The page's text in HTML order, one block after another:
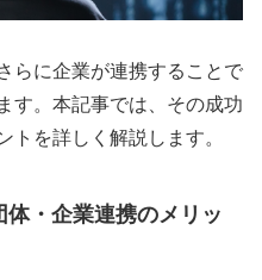
らに企業が連携することで
す。本記事では、その成功
トを詳しく解説します。
・企業連携のメリッ